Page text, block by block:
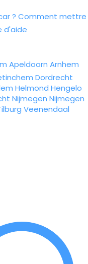
? Comment mettre
d'aide
Apeldoorn Arnhem
Dordrecht
Helmond Hengelo
Nijmegen Nijmegen
Veenendaal